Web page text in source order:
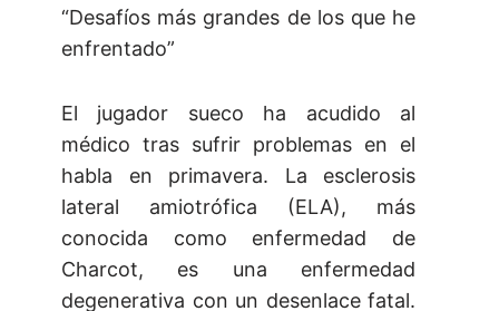
“Desafíos más grandes de los que he
enfrentado”
El jugador sueco ha acudido al
médico tras sufrir problemas en el
habla en primavera. La esclerosis
lateral amiotrófica (ELA), más
conocida como enfermedad de
Charcot, es una enfermedad
degenerativa con un desenlace fatal.